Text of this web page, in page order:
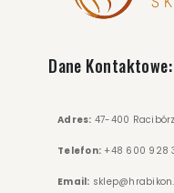
Dane Kontaktowe:
Adres: 47-400
Telefon: +48 600 928
Email: